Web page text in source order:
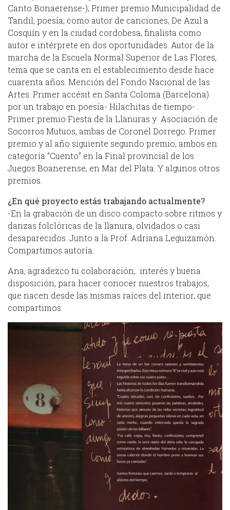
Canto Bonaerense-); Primer premio Municipalidad de
Tandil, poesía; como autor de canciones, De Azul a
Cosquín y en la ciudad cordobesa, finalista como
autor e intérprete en dos oportunidades. Autor de la
marcha de la Escuela Normal Superior de Las Flores,
tema que se canta en el establecimiento desde hace
cuarenta años. Mención del Fondo Nacional de las
Artes. Primer accésit en Santa Coloma (Barcelona)
por un trabajo en poesía- Hilachitas de tiempo- .
Primer premio Fiesta de la Llanuras y Asociación de
Socorros Mutuos, ambas de Coronel Dorrego. Primer
premio y al año siguiente segundo premio, ambos en
categoría “Cuento” en la Final provincial de los
Juegos Boanerense, en Mar del Plata. Y algunos otros
premios.
¿En qué proyecto estás trabajando actualmente?
-En la grabación de un disco compacto sobre ritmos y
danzas folclóricas de la llanura, olvidados o casi
desaparecidos. Junto a la Prof. Adriana Leguizamón.
Compartimos autoría.
Ana, agradezco tu colaboración, interés y buena
disposición, para hacer conocer nuestros trabajos,
que nacen desde las mismas raíces del interior, que
compartimos.